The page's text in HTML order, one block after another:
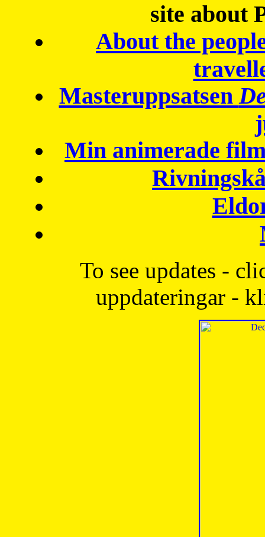
site about
About the
Masteruppsatsen
Min animerade
To see updates -
uppdateringar -